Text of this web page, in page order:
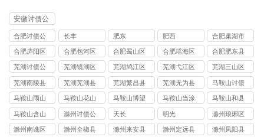
安徽讨债公
司
合肥讨债公
司
长丰 肥东 肥西
合肥巢湖市
讨债公司
合肥庐阳区
讨债公司
合肥包河区
讨债公司
合肥蜀山区
讨债公司
合肥瑶海区
讨债公司
合肥肥东县
讨债公司
芜湖讨债公
司
芜湖镜湖区
讨债公司
芜湖鸠江区
讨债公司
芜湖弋江区
讨债公司
芜湖三山区
讨债公司
芜湖南陵县
讨债公司
芜湖芜湖县
讨债公司
芜湖繁昌县
讨债公司
芜湖无为县
讨债公司
马鞍山讨债
公司
马鞍山雨山
区讨债公司
马鞍山花山
区讨债公司
马鞍山博望
区讨债公司
马鞍山当涂
县讨债公司
马鞍山和县
讨债公司
马鞍山含山
县讨债公司
滁州讨债公
司
天长 明光
滁州琅琊区
讨债公司
滁州南谯区
滁州全椒县
滁州来安县
滁州定远县
滁州凤阳县